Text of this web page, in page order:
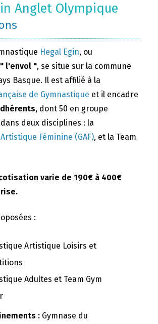
Anglet Olympique
Hegal Egin, ou
" l'envol ", se situe sur la commune
Basque. Il est affilié à la
de Gymnastique et il encadre
, dont 50 en groupe
deux disciplines : la
Féminine (GAF), et la Team
varie de 190€ à 400€
:
Artistique Loisirs et
Adultes et Team Gym
: Gymnase du